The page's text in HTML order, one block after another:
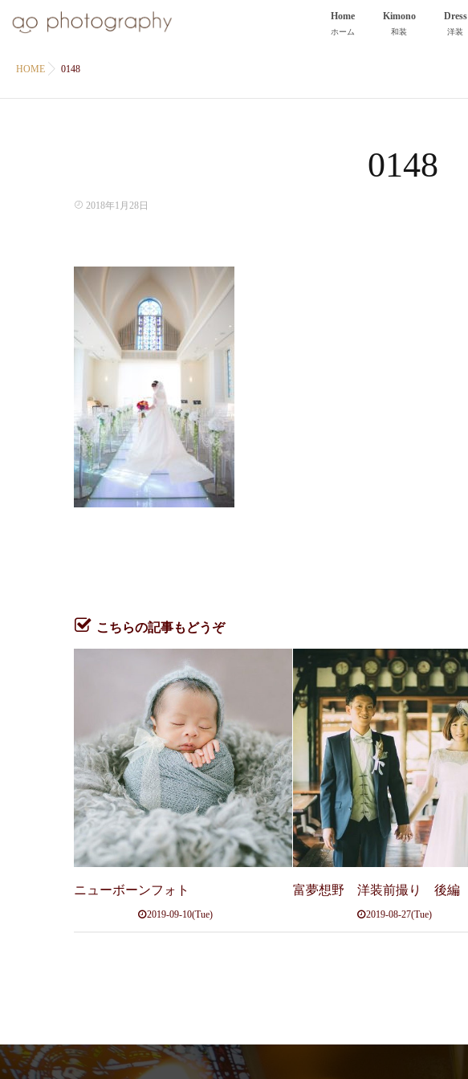
Home
ホーム
Kimono
和装
Dress
洋装
HOME 0148
0148
2018年1月28日
こちらの記事もどうぞ
ニューボーンフォト
2019-09-10(Tue)
富夢想野 洋装前撮り 後編
2019-08-27(Tue)